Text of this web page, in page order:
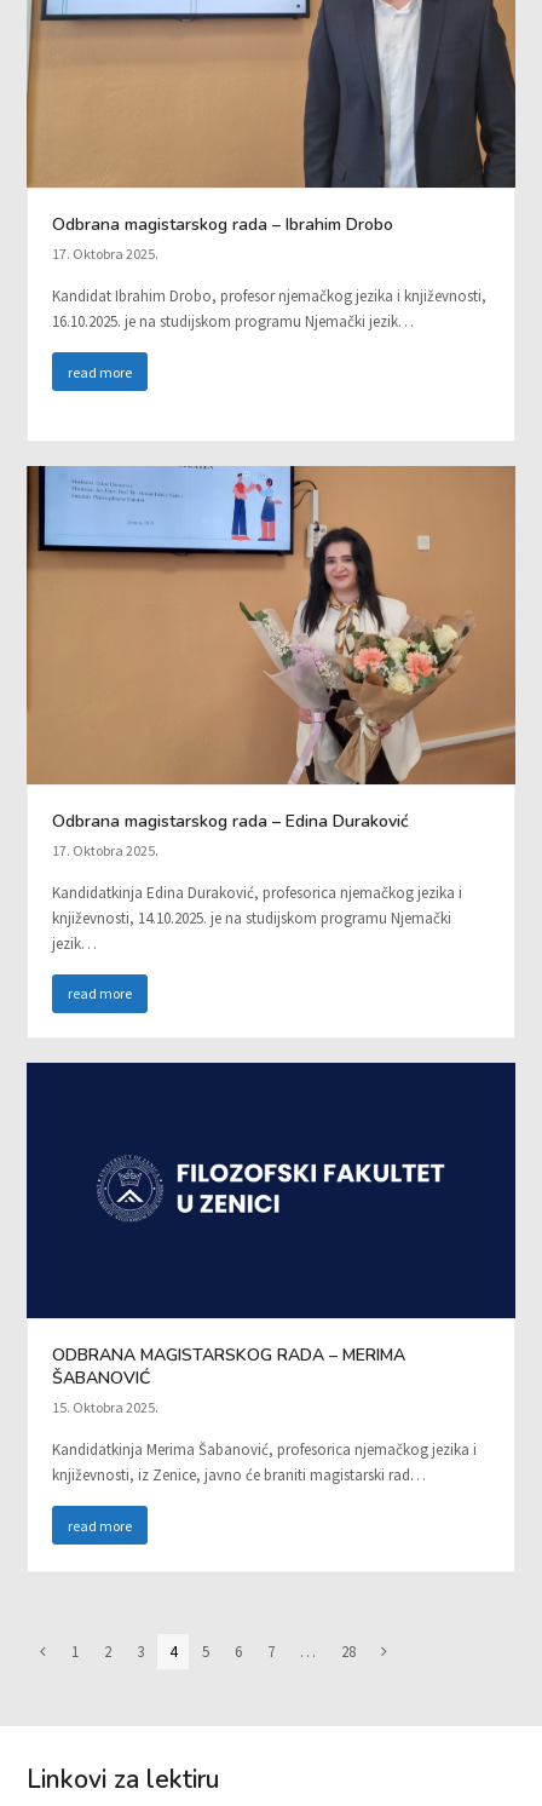
Odbrana magistarskog rada – Ibrahim Drobo
17. Oktobra 2025.
Kandidat Ibrahim Drobo, profesor njemačkog jezika i književnosti,
16.10.2025. je na studijskom programu Njemački jezik…
read more
Odbrana magistarskog rada – Edina Duraković
17. Oktobra 2025.
Kandidatkinja Edina Duraković, profesorica njemačkog jezika i
književnosti, 14.10.2025. je na studijskom programu Njemački
jezik…
read more
ODBRANA MAGISTARSKOG RADA – MERIMA
ŠABANOVIĆ
15. Oktobra 2025.
Kandidatkinja Merima Šabanović, profesorica njemačkog jezika i
književnosti, iz Zenice, javno će braniti magistarski rad…
read more
Previous
Page
1 Page
2 Page
3 Page
4 Page
5 Page
6 Page
7 … Page
28
Linkovi za lektiru